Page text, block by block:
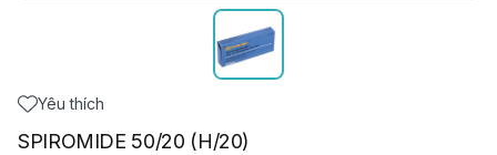
Yêu thích
SPIROMIDE 50/20 (H/20)